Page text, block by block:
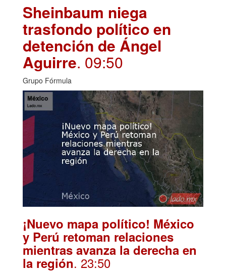
Sheinbaum niega
trasfondo político en
detención de Ángel
Aguirre. 09:50
Grupo Fórmula
¡Nuevo mapa político! México
y Perú retoman relaciones
mientras avanza la derecha en
la región. 23:50